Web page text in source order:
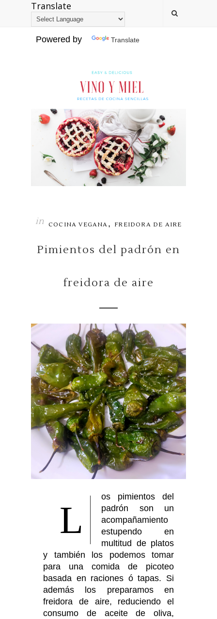
Translate
Powered by Translate
in COCINA VEGANA , FREIDORA DE AIRE
Pimientos del padrón en
freidora de aire
L
os pimientos del
padrón son un
acompañamiento
estupendo en
multitud de platos
y también los podemos tomar
para una comida de picoteo
basada en raciones ó tapas. Si
además los preparamos en
freidora de aire, reduciendo el
consumo de aceite de oliva,